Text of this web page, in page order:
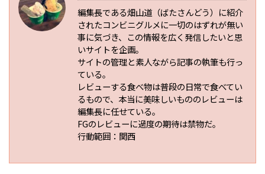
編集長である畑山道（ばたさんどう）に紹介
されたコンビニグルメに一切のはずれが無い
事に気づき、この情報を広く発信したいと思
いサイトを企画。
サイトの管理と素人ながら記事の執筆も行っ
ている。
レビューする食べ物は普段の日常で食べてい
るもので、本当に美味しいもののレビューは
編集長に任せている。
FGのレビューに過度の期待は禁物だ。
行動範囲：関西